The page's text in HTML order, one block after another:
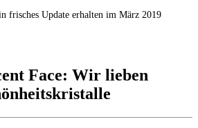
frisches Update erhalten im März 2019
Face: Wir lieben